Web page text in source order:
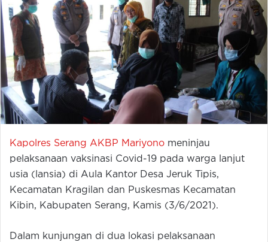
Kapolres Serang AKBP Mariyono meninjau
pelaksanaan vaksinasi Covid-19 pada warga lanjut
usia (lansia) di Aula Kantor Desa Jeruk Tipis,
Kecamatan Kragilan dan Puskesmas Kecamatan
Kibin, Kabupaten Serang, Kamis (3/6/2021).
Dalam kunjungan di dua lokasi pelaksanaan